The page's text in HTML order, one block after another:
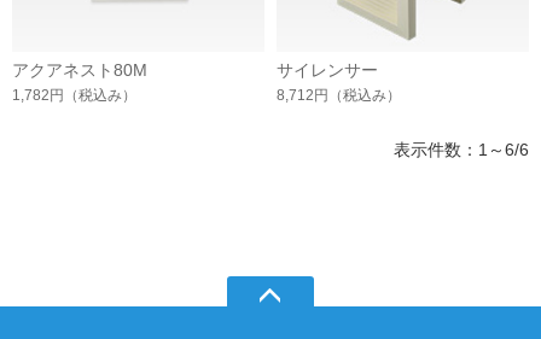
アクアネスト80M
1,782円 （税込み）
サイレンサー
8,712円 （税込み）
表示件数：1～6/6